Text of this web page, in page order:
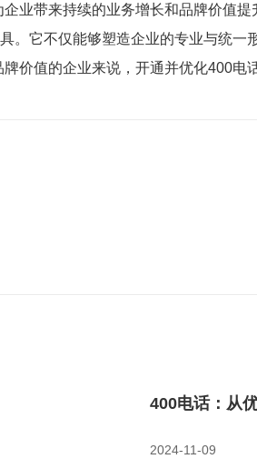
业带来持续的业务增长和品牌价值提
它不仅能够塑造企业的专业与统
价值的企业来说，开通并优化400电
400电话：从
2024-11-09